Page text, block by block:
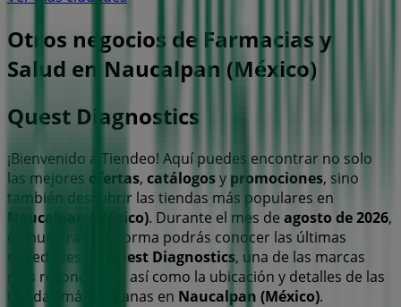
Otros negocios de Farmacias y
Salud en Naucalpan (México)
Quest Diagnostics
¡Bienvenido a Tiendeo! Aquí puedes encontrar no solo
las mejores ofertas, catálogosy promociones, sino
también descubrir las tiendas más populares en
Naucalpan (México). Durante el mes de agosto de 2026,
en nuestra plataforma podrás conocer las últimas
novedades de
Quest Diagnostics, una de las marcas
más reconocidas, así como la ubicación y detalles de las
tiendas más cercanas en Naucalpan (México).